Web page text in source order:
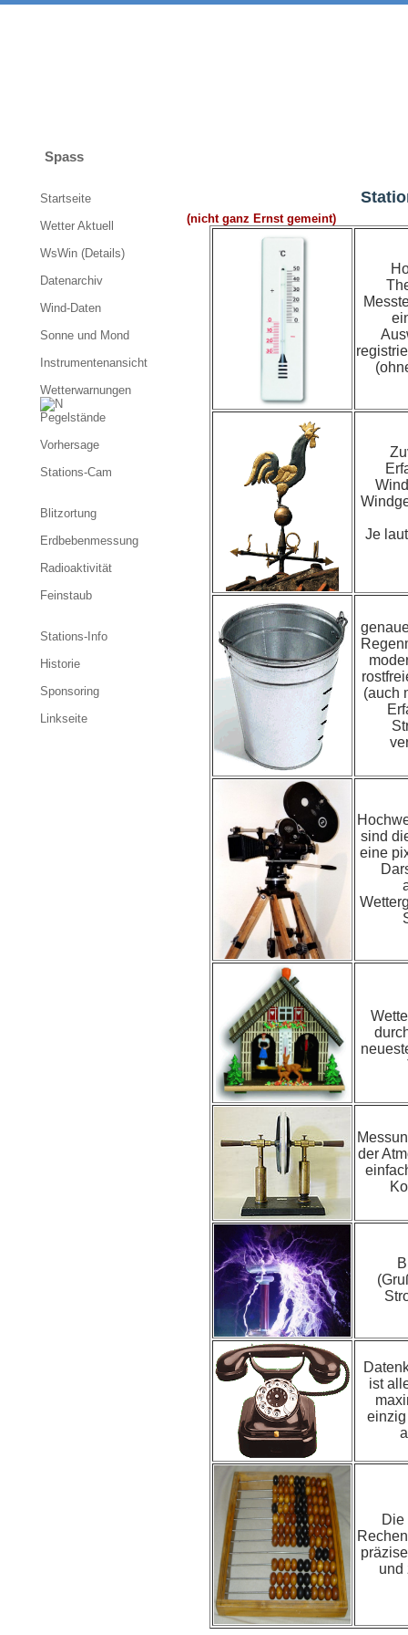
Spass
(nicht ganz Ernst gemeint)
Je
(auch
sind
eine
der
ist
Die
und
Startseite
Wetter Aktuell
WsWin (Details)
Datenarchiv
Wind-Daten
Sonne und Mond
Instrumentenansicht
Wetterwarnungen
Pegelstände
Vorhersage
Stations-Cam
Blitzortung
Erdbebenmessung
Radioaktivität
Feinstaub
Stations-Info
Historie
Sponsoring
Linkseite